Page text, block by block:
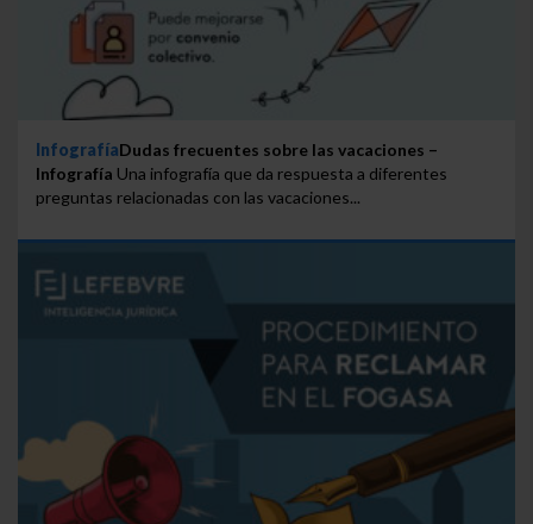
InfografíaDudas frecuentes sobre las vacaciones –
Infografía Una infografía que da respuesta a diferentes
preguntas relacionadas con las vacaciones...